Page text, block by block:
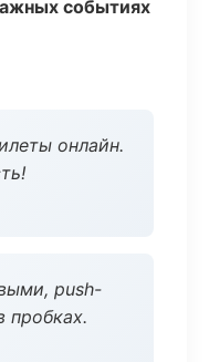
событиях
онлайн.
push-
пробках.